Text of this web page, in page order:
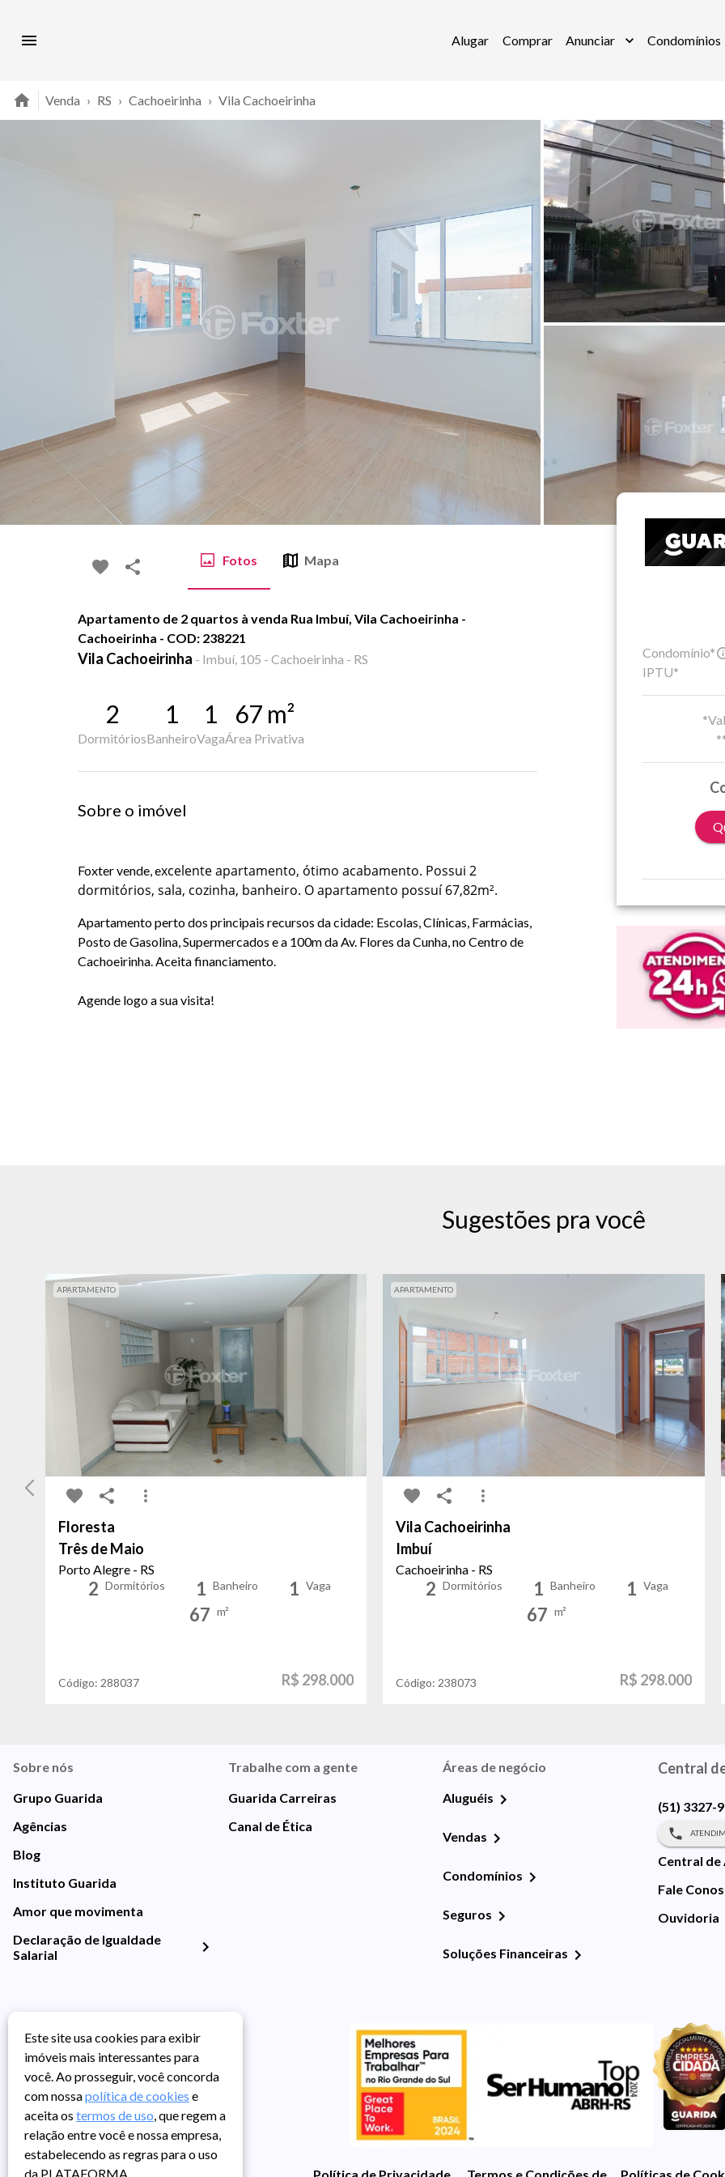
Alugar Comprar Anunciar Condomínios
Venda › RS › Cachoeirinha › Vila Cachoeirinha
Fotos Mapa
Apartamento de 2 quartos à venda Rua Imbuí, Vila Cachoeirinha -
Cachoeirinha - COD: 238221
Vila Cachoeirinha - Imbuí, 105 - Cachoeirinha - RS
2
Dormitórios
1
Banheiro
1
Vaga
67 m²
Área Privativa
Sobre o imóvel
Foxter vende, excelente apartamento, ótimo acabamento. Possui 2
dormitórios, sala, cozinha, banheiro. O apartamento possuí 67,82m².
Apartamento perto dos principais recursos da cidade: Escolas, Clínicas, Farmácias,
Posto de Gasolina, Supermercados e a 100m da Av. Flores da Cunha, no Centro de
Cachoeirinha. Aceita financiamento.
Agende logo a sua visita!
Condomínio*
IPTU*
Sugestões pra você
APARTAMENTO
Floresta
Três de Maio
Porto Alegre - RS
2 Dormitórios 1 Banheiro 1 Vaga
67 m²
Código: 288037 R$ 298.000
APARTAMENTO
Vila Cachoeirinha
Imbuí
Cachoeirinha - RS
2 Dormitórios 1 Banheiro 1 Vaga
67 m²
Código: 238073 R$ 298.000
Sobre nós
Grupo Guarida
Agências
Blog
Instituto Guarida
Amor que movimenta
Declaração de Igualdade
Salarial
Trabalhe com a gente
Guarida Carreiras
Canal de Ética
Áreas de negócio
Aluguéis
Vendas
Condomínios
Seguros
Soluções Financeiras
Central
(51) 3327-
Central de
Fale
Ouvidoria
Política de Privacidade Termos e Condições de UsoPolíticas de
Este site usa cookies para exibir
imóveis mais interessantes para
você. Ao prosseguir, você concorda
com nossapolítica de cookies e
aceita os termos de uso, que regem a
relação entre você e nossa empresa,
estabelecendo as regras para o uso
da PLATAFORMA.